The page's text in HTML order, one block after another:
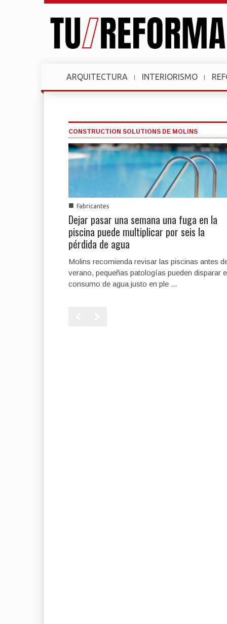
ARQUITECTURA INTERIORISMO
CONSTRUCTION SOLUTIONS DE MOLINS
■ Fabricantes
Dejar pasar una semana una fuga en la
piscina puede multiplicar por seis la
pérdida de agua
Molins recomienda revisar las piscinas antes
verano, pequeñas patologías pueden disparar
consumo de agua justo en ple ...